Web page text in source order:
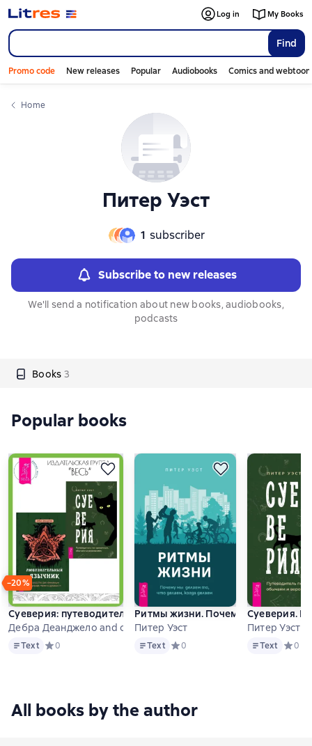
Find
Log in My Books
Promo code New releases Popular Audiobooks Comics and
Home
Питер Уэст
1 subscriber
Subscribe to new releases
We'll send a notification about new books, audiobooks,
podcasts
Books 3
Слайдер с книгами
Popular books
−20%
Суеверия: путеводитель по привычкам, обычаям и
Дебра Деанджело and others
TextText Средний рейтинг 0 на основе 0 оценок
0
Ритмы жизни. Почему мы делаем
Питер Уэст
TextText Средний рейтинг 0 на основе 0
0
Суеверия.
Питер Уэст
TextText 0
All books by the author